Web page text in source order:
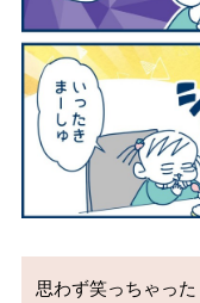
思わず笑っちゃった